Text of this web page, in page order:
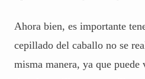
Ahora bien, es importante
cepillado del caballo no se
misma manera, ya que puede